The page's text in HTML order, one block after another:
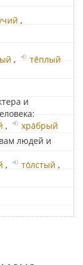
,
,
тё́плый
и
,
хра́брый
людей и
, то́лстый ,